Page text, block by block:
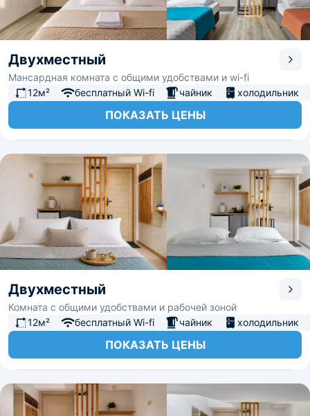
Двухместный
Мансардная комната с общими удобствами и wi-fi
12м²
бесплатный Wi-fi чайник холодильник
ПОКАЗАТЬ ЦЕНЫ
Двухместный
Комната с общими удобствами и рабочей зоной
12м²
бесплатный Wi-fi чайник холодильник
ПОКАЗАТЬ ЦЕНЫ